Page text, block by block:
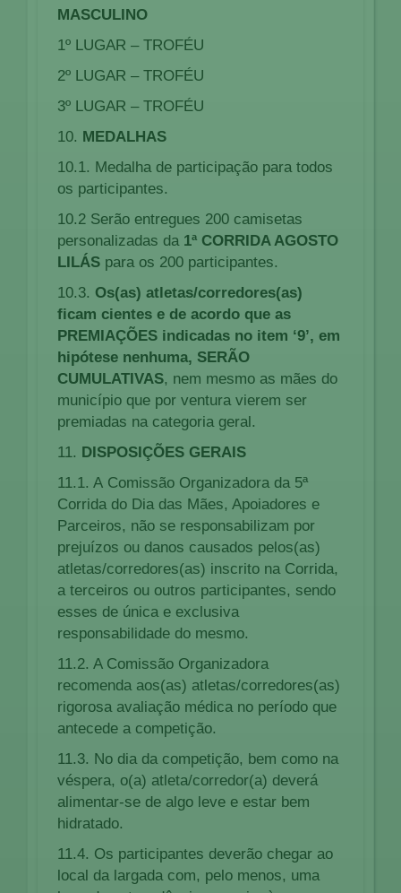
MASCULINO
1º LUGAR – TROFÉU
2º LUGAR – TROFÉU
3º LUGAR – TROFÉU
10. MEDALHAS
10.1. Medalha de participação para todos
os participantes.
10.2 Serão entregues 200 camisetas
personalizadas da 1ª CORRIDA AGOSTO
LILÁS para os 200 participantes.
10.3. Os(as) atletas/corredores(as)
ficam cientes e de acordo que as
PREMIAÇÕES indicadas no item ‘9’, em
hipótese nenhuma, SERÃO
CUMULATIVAS, nem mesmo as mães do
município que por ventura vierem ser
premiadas na categoria geral.
11. DISPOSIÇÕES GERAIS
11.1. A Comissão Organizadora da 5ª
Corrida do Dia das Mães, Apoiadores e
Parceiros, não se responsabilizam por
prejuízos ou danos causados pelos(as)
atletas/corredores(as) inscrito na Corrida,
a terceiros ou outros participantes, sendo
esses de única e exclusiva
responsabilidade do mesmo.
11.2. A Comissão Organizadora
recomenda aos(as) atletas/corredores(as)
rigorosa avaliação médica no período que
antecede a competição.
11.3. No dia da competição, bem como na
véspera, o(a) atleta/corredor(a) deverá
alimentar-se de algo leve e estar bem
hidratado.
11.4. Os participantes deverão chegar ao
local da largada com, pelo menos, uma